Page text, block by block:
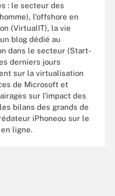
: le secteur des
l'offshore en
(VirtualIT), la vie
blog dédié au
dans le secteur (Start-
derniers jours
sur la virtualisation
de Microsoft et
sur l'impact des
bilans des grands de
iPhoneou sur le
ligne.